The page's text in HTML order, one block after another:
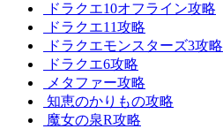
ドラクエ10オフライン攻略
ドラクエ11攻略
ドラクエモンスターズ3攻略
ドラクエ6攻略
メタファー攻略
知恵のかりもの攻略
魔女の泉R攻略